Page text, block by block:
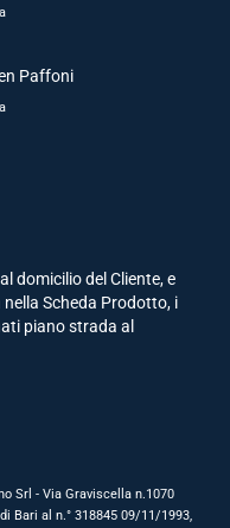
Paffoni
domicilio del Cliente, e
Scheda Prodotto, i
piano strada al
Srl - Via Graviscella n.1070
Bari al n.° 318845 09/11/1993,